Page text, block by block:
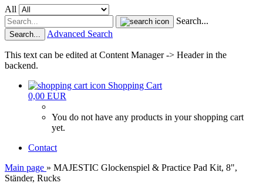
All
Search...
Search... Advanced Search
This text can be edited at Content Manager -> Header in the
backend.
Shopping Cart
0,00 EUR
You do not have any products in your shopping cart
yet.
Contact
Main page » MAJESTIC Glockenspiel & Practice Pad Kit, 8",
Ständer, Rucks